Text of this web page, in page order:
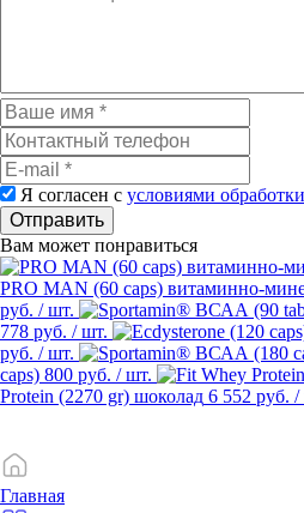
Я согласен с условиями обработки
Отправить
Вам может понравиться
PRO MAN (60 caps) витаминно-
руб. / шт.
778 руб. / шт.
руб. / шт.
caps) 800 руб. / шт.
Protein (2270 gr) шоколад 6 552 руб. /
Главная